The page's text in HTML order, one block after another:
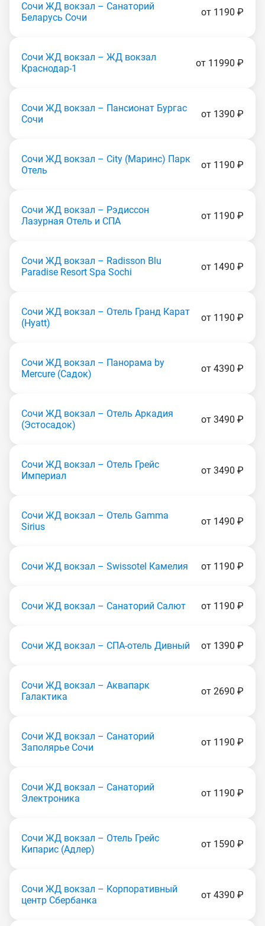
Сочи ЖД вокзал – Санаторий
Беларусь Coчи
от 1190 ₽
Сочи ЖД вокзал – ЖД вокзал
Краснодар-1
от 11990 ₽
Сочи ЖД вокзал – Пансионат Бургас
Сочи
от 1390 ₽
Сочи ЖД вокзал – City (Маринс) Парк
Отель
от 1190 ₽
Сочи ЖД вокзал – Рэдиссон
Лазурная Отель и СПА
от 1190 ₽
Сочи ЖД вокзал – Radisson Blu
Paradise Resort Spa Sochi
от 1490 ₽
Сочи ЖД вокзал – Отель Гранд Карат
(Hyatt)
от 1190 ₽
Сочи ЖД вокзал – Панорама by
Mercure (Caдoк)
от 4390 ₽
Сочи ЖД вокзал – Отель Аркадия
(Эcтocaдoк)
от 3490 ₽
Сочи ЖД вокзал – Отель Грейс
Империал
от 3490 ₽
Сочи ЖД вокзал – Отель Gamma
Sirius
от 1490 ₽
Сочи ЖД вокзал – Swissotel Камелия от 1190 ₽
Сочи ЖД вокзал – Санаторий Салют от 1190 ₽
Сочи ЖД вокзал – СПА-отель Дивный от 1390 ₽
Сочи ЖД вокзал – Аквапарк
Галактика
от 2690 ₽
Сочи ЖД вокзал – Санаторий
Заполярье Coчи
от 1190 ₽
Сочи ЖД вокзал – Санаторий
Электроника
от 1190 ₽
Сочи ЖД вокзал – Отель Грейс
Кипарис (Адлер)
от 1590 ₽
Сочи ЖД вокзал – Корпоративный
центр Сбербанка
от 4390 ₽